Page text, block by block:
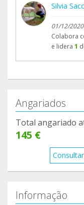
Silvia
01/12/2020
Colabora
e lidera 1
Angariados
Total angariado
145 €
Informação